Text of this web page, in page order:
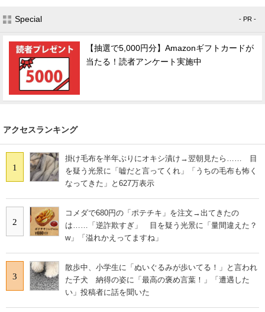
Special - PR -
【抽選で5,000円分】Amazonギフトカードが
当たる！読者アンケート実施中
アクセスランキング
1
掛け毛布を半年ぶりにオキシ漬け→翌朝見たら…… 目
を疑う光景に「嘘だと言ってくれ」「うちの毛布も怖く
なってきた」と627万表示
2
コメダで680円の「ポテチキ」を注文→出てきたの
は……「逆詐欺すぎ」 目を疑う光景に「量間違えた？
w」「溢れかえってますね」
3
散歩中、小学生に「ぬいぐるみが歩いてる！」と言われ
た子犬 納得の姿に「最高の褒め言葉！」「遭遇した
い」投稿者に話を聞いた